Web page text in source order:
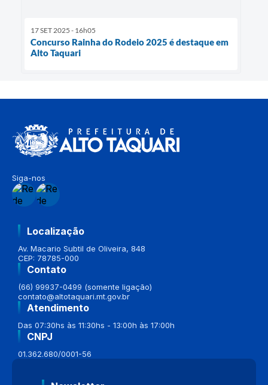
17 SET 2025 - 16h05
Concurso Rainha do Rodeio 2025 é destaque em
Alto Taquari
Siga-nos
Localização
Av. Macario Subtil de Oliveira, 848
CEP: 78785-000
Contato
(66) 99937-0499 (somente ligação)
contato@altotaquari.mt.gov.br
Atendimento
Das 07:30hs às 11:30hs - 13:00h às 17:00h
CNPJ
01.362.680/0001-56